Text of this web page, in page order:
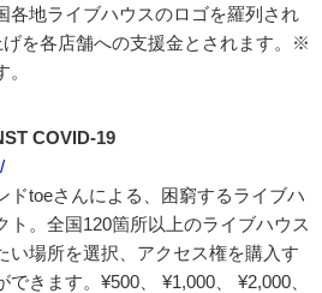
各地ライブハウスのロゴを羅列され
を各店舗への支援金とされます。※
COVID-19
ドtoeさんによる、困窮するライブハ
ト。全国120箇所以上のライブハウス
い場所を選択、アクセス権を購入す
きます。¥500、 ¥1,000、 ¥2,000、